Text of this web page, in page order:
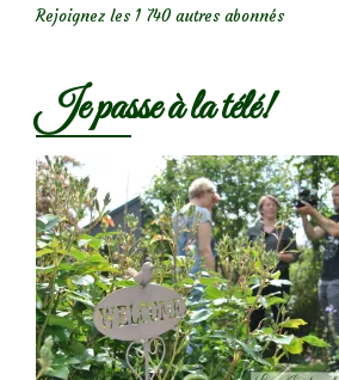
Rejoignez les 1 740 autres abonnés
Je passe à la télé!